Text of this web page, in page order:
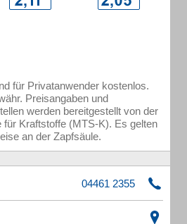
für Privatanwender kostenlos.
Preisangaben und
werden bereitgestellt von der
Kraftstoffe (MTS-K). Es gelten
an der Zapfsäule.